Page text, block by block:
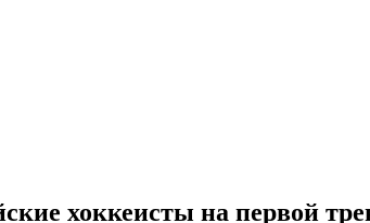
хоккеисты на первой